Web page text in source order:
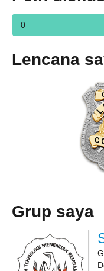
0
Lencana
Grup saya